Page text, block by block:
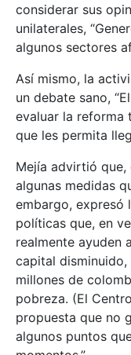
considerar sus
unilaterales,
algunos sectores
Así mismo, la
un debate sano,
evaluar la reforma
que les permita
Mejía advirtió que,
algunas medidas
embargo, expresó
políticas que, en
realmente ayuden
capital disminuido,
millones de
pobreza. (El
propuesta que no
algunos puntos